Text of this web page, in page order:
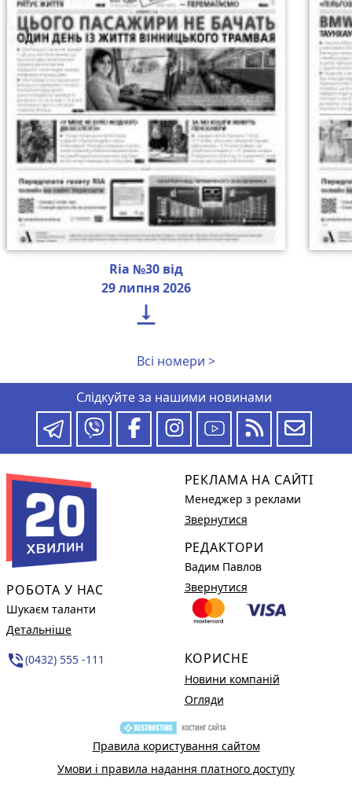
Ria №30 від
29 липня 2026

Всі номери >
Слідкуйте за нашими новинами
РОБОТА У НАС
Шукаєм таланти
Детальніше
phone_in_talk(0432) 555 -111
РЕКЛАМА НА САЙТІ
Менеджер з реклами
Звернутися
РЕДАКТОРИ
Вадим Павлов
Звернутися
КОРИСНЕ
Новини компаній
Огляди
Правила користування сайтом
Умови і правила надання платного доступу